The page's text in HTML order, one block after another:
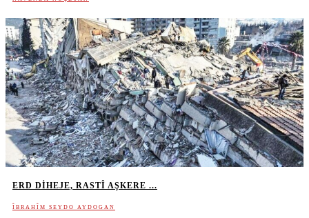
ERD DIHEJE, RASTÎ AŞKERE ...
ÎBRAHÎM SEYDO AYDOGAN